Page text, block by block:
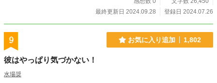
最終更新日 2024.09.28
登録日 2024.07.26
9 お気に入り追加 1,802
彼はやっぱり気づかない！
水場奨